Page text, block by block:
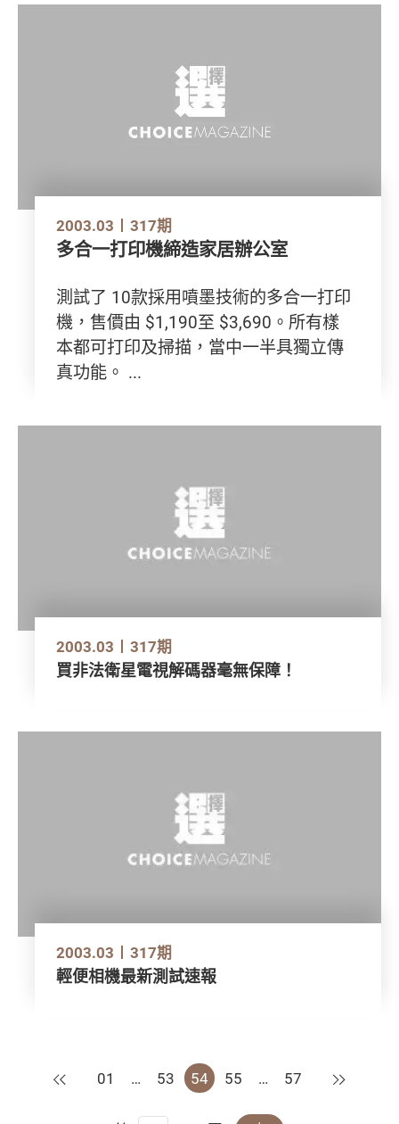
2003.03 317期
多合一打印機締造家居辦公室
測試了 10款採用噴墨技術的多合一打印
機，售價由 $1,190至 $3,690。所有樣
本都可打印及掃描，當中一半具獨立傳
真功能。 ...
2003.03 317期
買非法衛星電視解碼器毫無保障！
2003.03 317期
輕便相機最新測試速報
上一頁
01 … 53 54 55 … 57 下一頁